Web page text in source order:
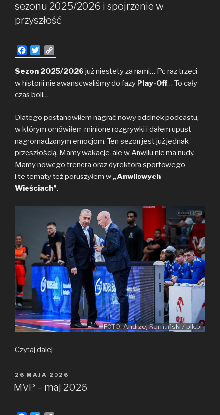
sezonu 2025/2026 i spojrzenie w
przyszłość
a
c
e
o
k
w
i
t
e
o
p
k
Sezon 2025/2026 już niestety za nami… Po raz trzeci
w historii nie awansowaliśmy do fazy Play-Off… To cały
czas boli…
Dlatego postanowiłem nagrać nowy odcinek podcastu,
w którym omówiłem minione rozgrywki i dałem upust
nagromadzonym emocjom. Ten sezon jest już jednak
przeszłością. Mamy wakacje, ale w Anwilu nie ma nudy.
Mamy nowego trenera oraz dyrektora sportowego
i te tematy też poruszyłem w „Anwilowych
Wieściach”.
FOTO: Andrzej Romański / plk.pl
Czytaj dalej
(#28)
–
OPUBLIKOWANE
W
26 MAJA 2026
MVP – maj 2026